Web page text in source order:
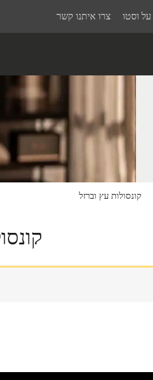
על וסטו צרו איתנו קשר
קונסולות עץ וברזל